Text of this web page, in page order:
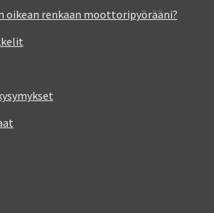
oikean renkaan moottoripyörääni?